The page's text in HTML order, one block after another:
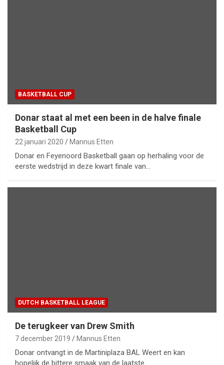
BASKETBALL CUP
Donar staat al met een been in de halve finale
Basketball Cup
22 januari 2020 Mannus Etten
Donar en Feyenoord Basketball gaan op herhaling voor de
eerste wedstrijd in deze kwart finale van…
DUTCH BASKETBALL LEAGUE
De terugkeer van Drew Smith
7 december 2019 Mannus Etten
Donar ontvangt in de Martiniplaza BAL Weert en kan
hopelijk de bittere smaak van de laatste…